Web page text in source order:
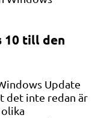
10 till den
Update
det inte redan är